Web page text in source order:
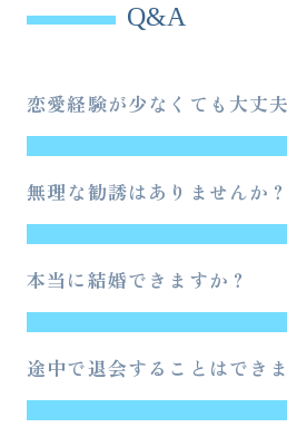
Q&A
恋愛経験が少なくても大丈
もちろんです。恋愛経験の少
しますのでご安心ください。
無理な勧誘はありませんか？
一切ございませんのでご安心
いまま、手続きを進めること
本当に結婚できますか？
「必ずできます」というお約
のは事実です。
出会えるように全力でサポー
途中で退会することはでき
はい、いつでも可能です。活